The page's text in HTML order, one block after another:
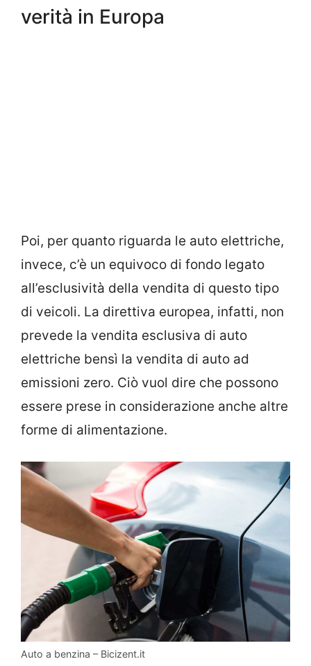
verità in Europa
Poi, per quanto riguarda le auto elettriche,
invece, c’è un equivoco di fondo legato
all’esclusività della vendita di questo tipo
di veicoli. La direttiva europea, infatti, non
prevede la vendita esclusiva di auto
elettriche bensì la vendita di auto ad
emissioni zero. Ciò vuol dire che possono
essere prese in considerazione anche altre
forme di alimentazione.
Auto a benzina – Bicizent.it